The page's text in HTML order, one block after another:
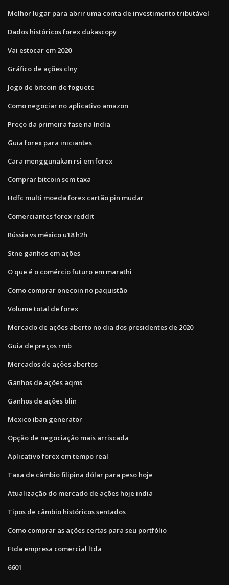
Melhor lugar para abrir uma conta de investimento tributável
Dados históricos forex dukascopy
Vai estocar em 2020
Gráfico de ações clny
Jogo de bitcoin de foguete
Como negociar no aplicativo amazon
Preço da primeira fase na índia
Guia forex para iniciantes
Cara menggunakan rsi em forex
Comprar bitcoin sem taxa
Hdfc multi moeda forex cartão pin mudar
Comerciantes forex reddit
Rússia vs méxico u18 h2h
Stne ganhos em ações
O que é o comércio futuro em marathi
Como comprar onecoin no paquistão
Volume total de forex
Mercado de ações aberto no dia dos presidentes de 2020
Guia de preços rmb
Mercados de ações abertos
Ganhos de ações aqms
Ganhos de ações blin
Mexico iban generator
Opção de negociação mais arriscada
Aplicativo forex em tempo real
Taxa de câmbio filipina dólar para peso hoje
Atualização do mercado de ações hoje india
Tipos de câmbio históricos sentados
Como comprar as ações certas para seu portfólio
Ftda empresa comercial ltda
6601